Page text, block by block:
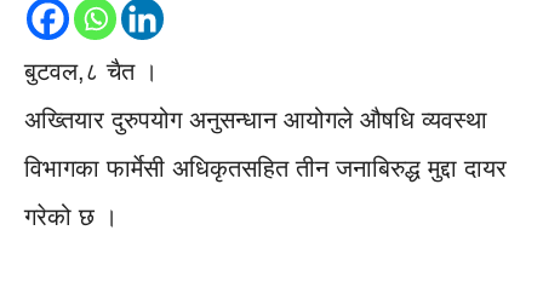
बुटवल,८ चैत ।
अख्तियार दुरुपयोग अनुसन्धान आयोगले औषधि व्यवस्था
विभागका फार्मेसी अधिकृतसहित तीन जनाबिरुद्ध मुद्दा दायर
गरेको छ ।